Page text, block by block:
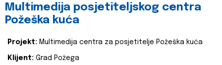
Multimedija posjetiteljskog centra
Požeška kuća
Projekt: Multimedija centra za posjetitelje Požeška kuća
Klijent: Grad Požega